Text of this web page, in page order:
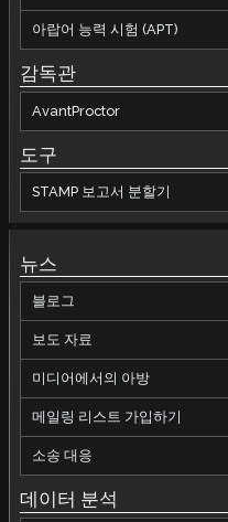
아랍어 능력 시험 (APT)
감독관
AvantProctor
도구
STAMP 보고서 분할기
뉴스
블로그
보도 자료
미디어에서의 아방
메일링 리스트 가입하기
소송 대응
데이터 분석